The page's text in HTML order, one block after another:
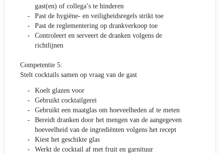
gast(en) of collega’s te hinderen
Past de hygiëne- en veiligheidsregels strikt toe
Past de reglementering op drankverkoop toe
Controleert en serveert de dranken volgens de
richtlijnen
Competentie 5:
Stelt cocktails samen op vraag van de gast
Koelt glazen voor
Gebruikt cocktailgerei
Gebruikt een maatglas om hoeveelheden af te meten
Bereidt dranken door het mengen van de aangegeven
hoeveelheid van de ingrediënten volgens het recept
Kiest het geschikte glas
Werkt de cocktail af met fruit en garnituur